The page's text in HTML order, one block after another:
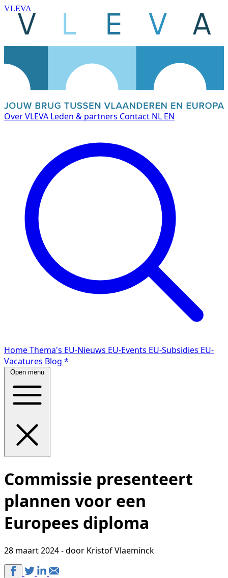
VLEVA
Over VLEVA Leden & partners Contact NL EN
HomeThema's EU-Nieuws EU-Events EU-Subsidies EU-
Vacatures Blog *
Open menu
Commissie presenteert
plannen voor een
Europees diploma
28 maart 2024 - door Kristof Vlaeminck